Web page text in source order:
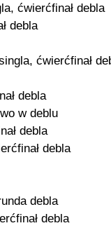
ćwierćfinał debla
debla
ćwierćfinał
debla
w deblu
debla
debla
debla
debla